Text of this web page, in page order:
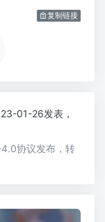
复制链接
01-26发表，
协议发布，转